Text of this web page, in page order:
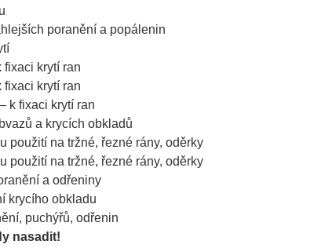
poranění a popálenin
fixaci krytí ran
fixaci krytí ran
– k fixaci krytí ran
a krycích obkladů
použití na tržné, řezné rány, oděrky
použití na tržné, řezné rány, oděrky
a odřeniny
krycího obkladu
puchýřů, odřenin
nasadit!